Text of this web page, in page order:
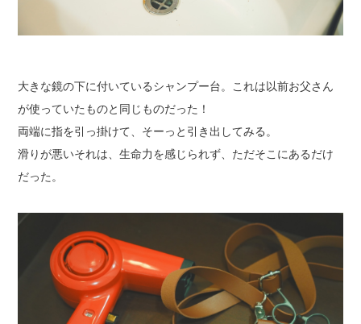
大きな鏡の下に付いているシャンプー台。これは以前お父さん
が使っていたものと同じものだった！
両端に指を引っ掛けて、そーっと引き出してみる。
滑りが悪いそれは、生命力を感じられず、ただそこにあるだけ
だった。